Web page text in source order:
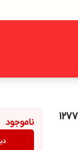
ناموجود